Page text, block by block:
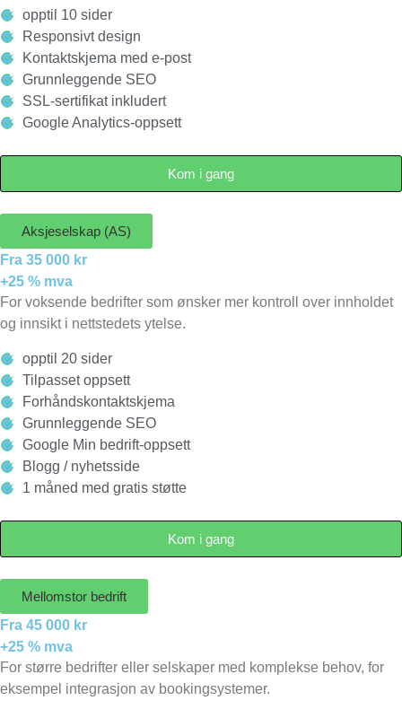
opptil 10 sider
Responsivt design
Kontaktskjema med e-post
Grunnleggende SEO
SSL-sertifikat inkludert
Google Analytics-oppsett
Kom i gang
Aksjeselskap (AS)
Fra 35 000 kr
+25 % mva
For voksende bedrifter som ønsker mer kontroll over innholdet
og innsikt i nettstedets ytelse.
opptil 20 sider
Tilpasset oppsett
Forhåndskontaktskjema
Grunnleggende SEO
Google Min bedrift-oppsett
Blogg / nyhetsside
1 måned med gratis støtte
Kom i gang
Mellomstor bedrift
Fra 45 000 kr
+25 % mva
For større bedrifter eller selskaper med komplekse behov, for
eksempel integrasjon av bookingsystemer.